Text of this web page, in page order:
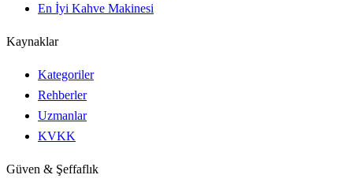
En İyi Kahve Makinesi
Kaynaklar
Kategoriler
Rehberler
Uzmanlar
KVKK
Güven & Şeffaflık